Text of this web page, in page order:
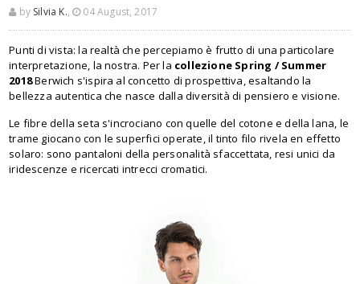
by Silvia K., 04 August, 2017
Punti di vista: la realtà che percepiamo è frutto di una particolare
interpretazione, la nostra. Per la collezione Spring / Summer
2018Berwich s'ispira al concetto di prospettiva, esaltando la
bellezza autentica che nasce dalla diversità di pensiero e visione.
Le fibre della seta s'incrociano con quelle del cotone e della lana, le
trame giocano con le superfici operate, il tinto filo rivela en effetto
solaro: sono pantaloni della personalità sfaccettata, resi unici da
iridescenze e ricercati intrecci cromatici.